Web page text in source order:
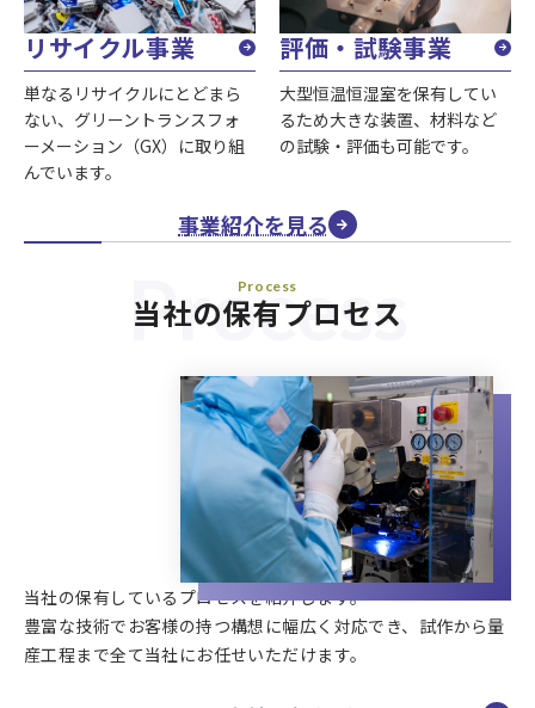
リサイクル事業
単なるリサイクルにとどまら
ない、グリーントランスフォ
ーメーション（GX）に取り組
んでいます。
評価・試験事業
大型恒温恒湿室を保有してい
るため大きな装置、材料など
の試験・評価も可能です。
事業紹介を見る
Process
Process
当社の保有プロセス
当社の保有しているプロセスを紹介します。
豊富な技術でお客様の持つ構想に幅広く対応でき、試作から量
産工程まで全て当社にお任せいただけます。